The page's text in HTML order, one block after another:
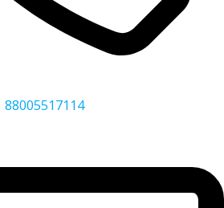
88005517114